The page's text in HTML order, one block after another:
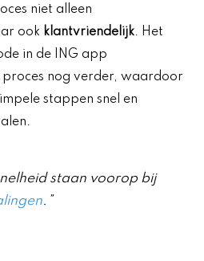
niet alleen
ook klantvriendelijk. Het
in de ING app
proces nog verder, waardoor
stappen snel en
staan voorop bij
.”